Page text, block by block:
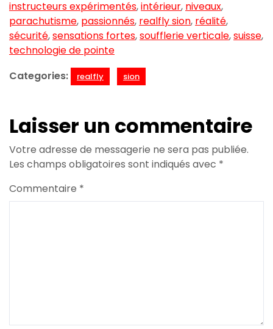
instructeurs expérimentés,intérieur, niveaux,
parachutisme, passionnés, realfly sion, réalité,
sécurité,sensations fortes,soufflerie verticale,suisse,
technologie de pointe
Categories:
realfly sion
Laisser un commentaire
Votre adresse de messagerie ne sera pas publiée.
Les champs obligatoires sont indiqués avec *
Commentaire *